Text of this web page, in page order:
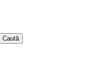
Caută